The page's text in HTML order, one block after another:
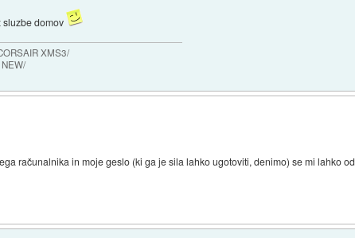
sluzbe domov
XMS3/
računalnika in moje geslo (ki ga je sila lahko ugotoviti, denimo) se mi lahko